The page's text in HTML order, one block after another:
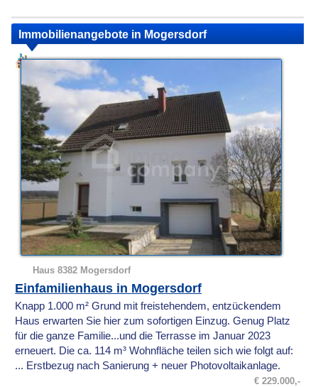
Immobilienangebote in Mogersdorf
Haus 8382 Mogersdorf
Einfamilienhaus in Mogersdorf
Knapp 1.000 m² Grund mit freistehendem, entzückendem
Haus erwarten Sie hier zum sofortigen Einzug. Genug Platz
für die ganze Familie...und die Terrasse im Januar 2023
erneuert. Die ca. 114 m³ Wohnfläche teilen sich wie folgt auf:
... Erstbezug nach Sanierung + neuer Photovoltaikanlage.
€ 229.000,-